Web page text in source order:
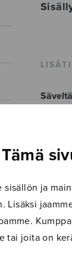
Tämä
sisällön ja
Lisäksi
tai joita on
nimi
Kieli